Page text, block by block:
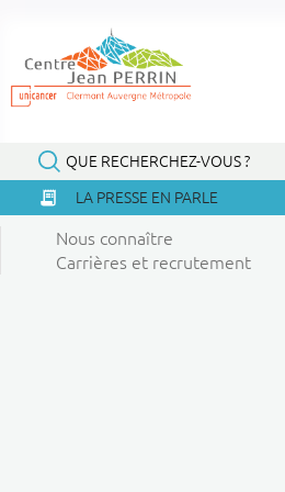
QUE RECHERCHEZ-VOUS ?
LA PRESSE EN PARLE
Nous connaître
Carrières et recrutement